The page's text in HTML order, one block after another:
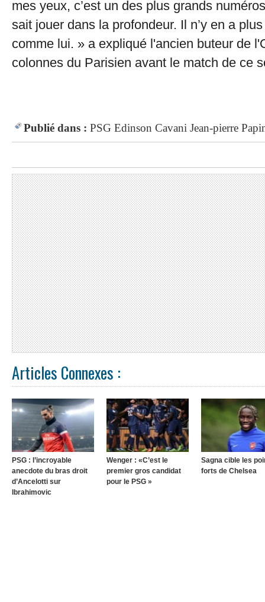
mes yeux, c’est un des plus grands
sait jouer dans la profondeur. Il n’y en a
comme lui. » a expliqué l'ancien buteur de
colonnes du Parisien avant le match de ce
Publié dans : PSG Edinson Cavani Jean-pierre
Articles Connexes :
PSG : l’incroyable
anecdote du bras droit
d’Ancelotti sur
Ibrahimovic
Wenger : «C’est le
premier gros candidat
pour le PSG »
Sagna cible les
forts de Chelsea